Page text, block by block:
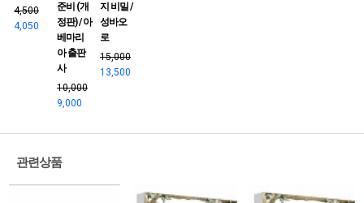
4,500
4,050
준비 (개
정판) / 아
베마리
아 출판
사
10,000
9,000
지 비밀 /
성바오
로
15,000
13,500
관련상품